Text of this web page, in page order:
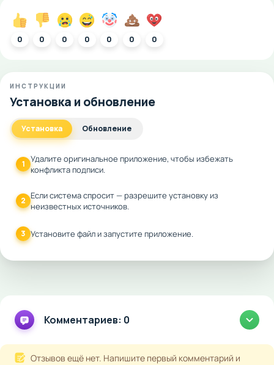
0 0 0 0 0 0 0
ИНСТРУКЦИИ
Установка и обновление
Установка Обновление
1 Удалите оригинальное приложение, чтобы избежать
конфликта подписи.
2 Если система спросит — разрешите установку из
неизвестных источников.
3 Установите файл и запустите приложение.
Комментариев: 0
Отзывов ещё нет. Напишите первый комментарий и